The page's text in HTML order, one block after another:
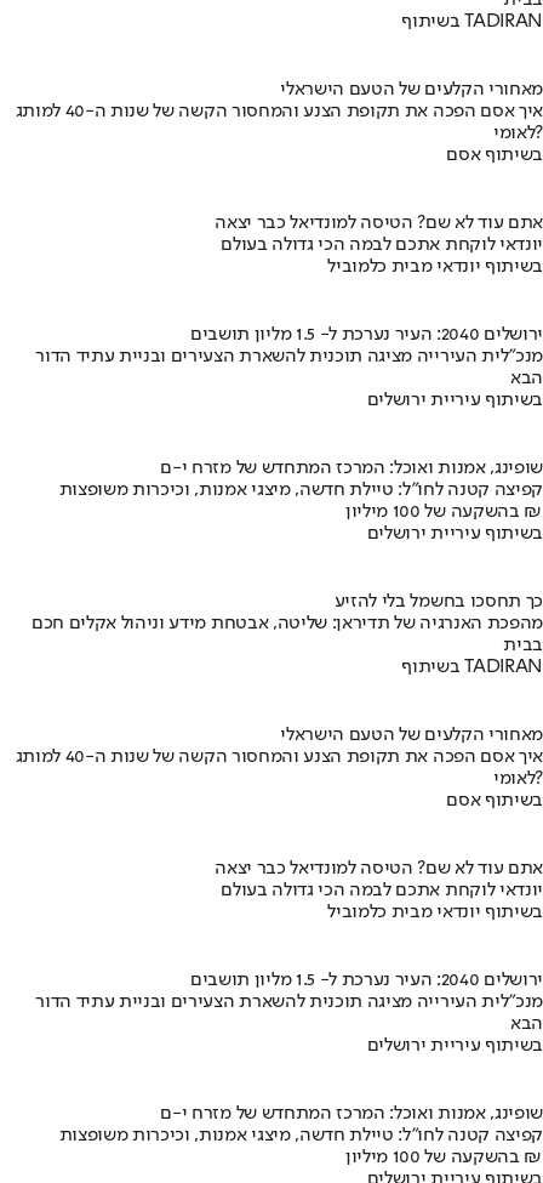
בשיתוף TADIRAN
מאחורי הקלעים של הטעם הישראלי
איך אסם הפכה את תקופת הצנע והמחסור הקשה של שנות ה-40 למותג
לאומי?
בשיתוף אסם
אתם עוד לא שם? הטיסה למונדיאל כבר יצאה
יונדאי לוקחת אתכם לבמה הכי גדולה בעולם
בשיתוף יונדאי מבית כלמוביל
ירושלים 2040: העיר נערכת ל- 1.5 מליון תושבים
מנכ"לית העירייה מציגה תוכנית להשארת הצעירים ובניית עתיד הדור
הבא
בשיתוף עיריית ירושלים
שופינג, אמנות ואוכל: המרכז המתחדש של מזרח י-ם
קפיצה קטנה לחו"ל: טיילת חדשה, מיצגי אמנות, וכיכרות משופצות
בהשקעה של 100 מיליון ₪
בשיתוף עיריית ירושלים
כך תחסכו בחשמל בלי להזיע
מהפכת האנרגיה של תדיראן: שליטה, אבטחת מידע וניהול אקלים חכם
בבית
בשיתוף TADIRAN
מאחורי הקלעים של הטעם הישראלי
איך אסם הפכה את תקופת הצנע והמחסור הקשה של שנות ה-40 למותג
לאומי?
בשיתוף אסם
אתם עוד לא שם? הטיסה למונדיאל כבר יצאה
יונדאי לוקחת אתכם לבמה הכי גדולה בעולם
בשיתוף יונדאי מבית כלמוביל
ירושלים 2040: העיר נערכת ל- 1.5 מליון תושבים
מנכ"לית העירייה מציגה תוכנית להשארת הצעירים ובניית עתיד הדור
הבא
בשיתוף עיריית ירושלים
שופינג, אמנות ואוכל: המרכז המתחדש של מזרח י-ם
קפיצה קטנה לחו"ל: טיילת חדשה, מיצגי אמנות, וכיכרות משופצות
בהשקעה של 100 מיליון ₪